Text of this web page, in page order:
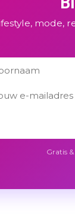
mode,
Gratis